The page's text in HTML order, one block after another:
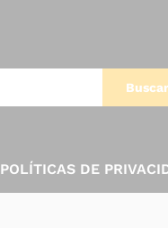
Buscar
POLÍTICAS DE